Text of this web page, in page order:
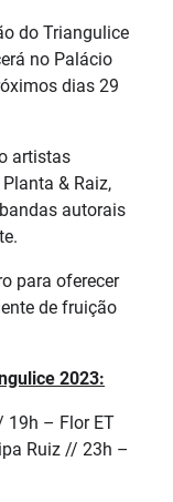
do Triangulice
no Palácio
dias 29
artistas
& Raiz,
autorais
para oferecer
de fruição
2023:
19h – Flor ET
Ruiz // 23h –